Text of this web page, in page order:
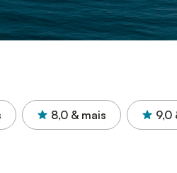
8,0 & mais 9,0